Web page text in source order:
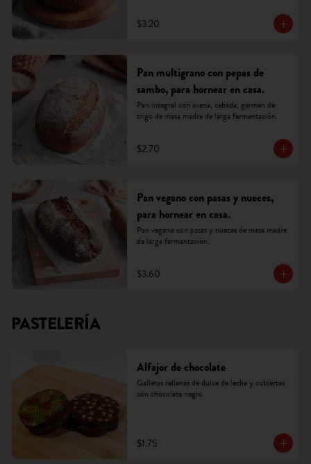
$3.20
Pan multigrano con pepas de
sambo, para hornear en casa.
Pan integral con avena, cebada, germen de
trigo de masa madre de larga fermentación.
$2.70
Pan vegano con pasas y nueces,
para hornear en casa.
Pan vegano con pasas y nueces de masa madre
de larga fermentación.
$3.60
PASTELERÍA
Alfajor de chocolate
Galletas rellenas de dulce de leche y cubiertas
con chocolate negro.
$1.75